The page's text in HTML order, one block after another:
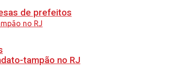
tampão no RJ
de prefeitos